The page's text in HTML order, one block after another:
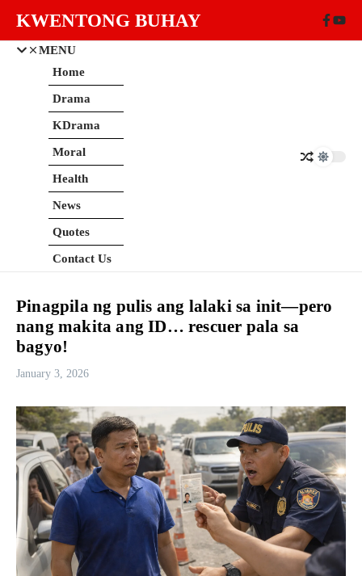
KWENTONG BUHAY
MENU
Home
Drama
KDrama
Moral
Health
News
Quotes
Contact Us
Pinagpila ng pulis ang lalaki sa init—pero
nang makita ang ID… rescuer pala sa
bagyo!
January 3, 2026